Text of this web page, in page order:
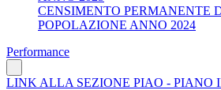
CENSIMENTO PERMANENTE
POPOLAZIONE ANNO 2024
Performance
LINK ALLA SEZIONE PIAO - PIANO